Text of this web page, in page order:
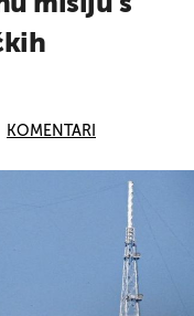
KOMENTARI